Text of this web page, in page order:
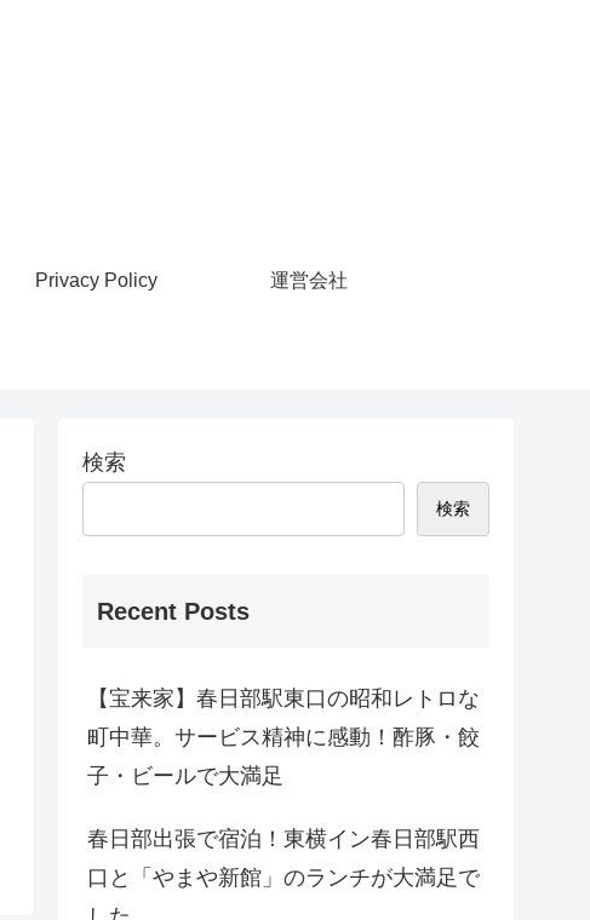
Privacy Policy 運営会社
検索
検索
Recent Posts
【宝来家】春日部駅東口の昭和レトロな
町中華。サービス精神に感動！酢豚・餃
子・ビールで大満足
春日部出張で宿泊！東横イン春日部駅西
口と「やまや新館」のランチが大満足で